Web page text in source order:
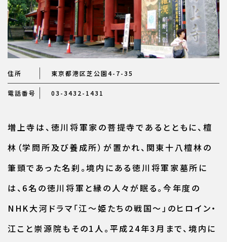
住所 東京都港区芝公園4-7-35
電話番号 03-3432-1431
増上寺は、徳川将軍家の菩提寺であるとともに、檀
林（学問所及び養成所）が置かれ、関東十八檀林の
筆頭であった名刹。境内にある徳川将軍家墓所に
は、6名の徳川将軍と縁の人々が眠る。今年度の
NHK大河ドラマ「江～姫たちの戦国～」のヒロイン・
江こと崇源院もその1人。平成24年3月まで、境内に